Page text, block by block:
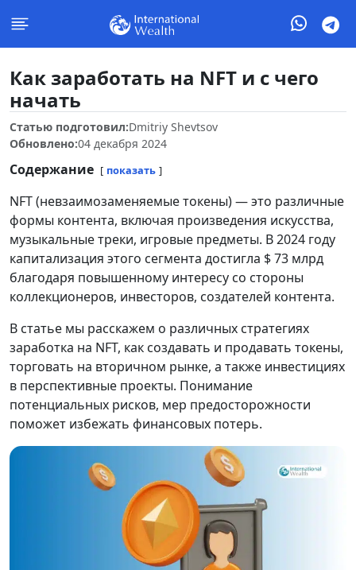
Как заработать на NFT и с чего
начать
Статью подготовил:Dmitriy Shevtsov
Обновлено:04 декабря 2024
Содержание показать
NFT (невзаимозаменяемые токены) — это различные
формы контента, включая произведения искусства,
музыкальные треки, игровые предметы. В 2024 году
капитализация этого сегмента достигла $ 73 млрд
благодаря повышенному интересу со стороны
коллекционеров, инвесторов, создателей контента.
В статье мы расскажем о различных стратегиях
заработка на NFT, как создавать и продавать токены,
торговать на вторичном рынке, а также инвестициях
в перспективные проекты. Понимание
потенциальных рисков, мер предосторожности
поможет избежать финансовых потерь.